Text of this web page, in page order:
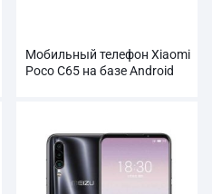
Мобильный телефон Xiaomi
Poco C65 на базе Android